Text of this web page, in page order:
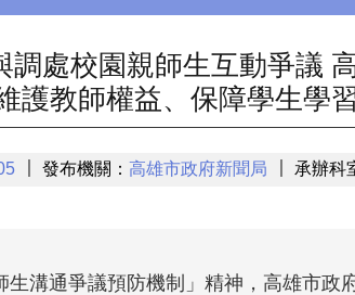
調處校園親師生互動爭議
護教師權益、保障學生學
發布機關： 高雄市政府新聞局 承辦科
溝通爭議預防機制」精神，高雄市政